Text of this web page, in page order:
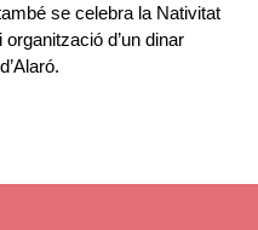
se celebra la Nativitat
d’un dinar